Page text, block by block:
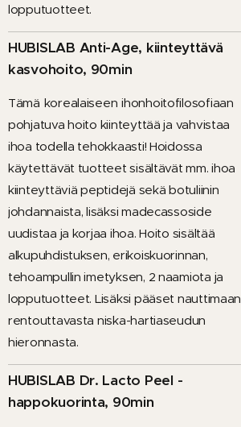
lopputuotteet.
HUBISLAB Anti-Age, kiinteyttävä
kasvohoito, 90min
Tämä korealaiseen ihonhoitofilosofiaan
pohjatuva hoito kiinteyttää ja vahvistaa
ihoa todella tehokkaasti! Hoidossa
käytettävät tuotteet sisältävät mm. ihoa
kiinteyttäviä peptidejä sekä botuliinin
johdannaista, lisäksi madecassoside
uudistaa ja korjaa ihoa. Hoito sisältää
alkupuhdistuksen, erikoiskuorinnan,
tehoampullin imetyksen, 2 naamiota ja
lopputuotteet. Lisäksi pääset nauttimaan
rentouttavasta niska-hartiaseudun
hieronnasta.
HUBISLAB Dr. Lacto Peel -
happokuorinta, 90min